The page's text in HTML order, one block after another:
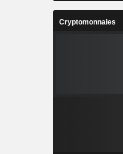
Cryptomonnaies